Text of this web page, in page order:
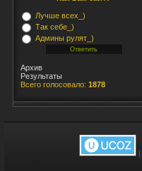
Лучше всех_)
Так себе_)
Админы рулят_)
Архив
Результаты
Всего голосовало: 1878
|